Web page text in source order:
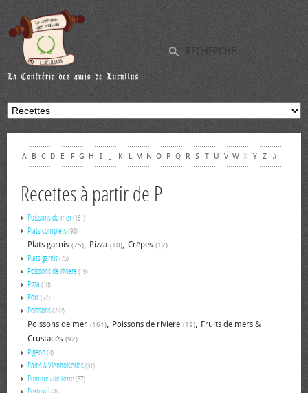
A B C D E F G H I J K L M N O P Q R S T U V W X Y Z #
Recettes à partir de P
Poissons de mer(161)
Plats complets(98)
Plats garnis (75), Pizza (10), Crêpes (12)
Plats garnis(75)
Poissons de rivière(19)
Pizza (10)
Porc(72)
Poissons(272)
Poissons de mer (161), Poissons de rivière (19), Fruits de mers &
Crustacés (92)
Pigeon(8)
Pains & Viennoiseries(31)
Pommes de terre(37)